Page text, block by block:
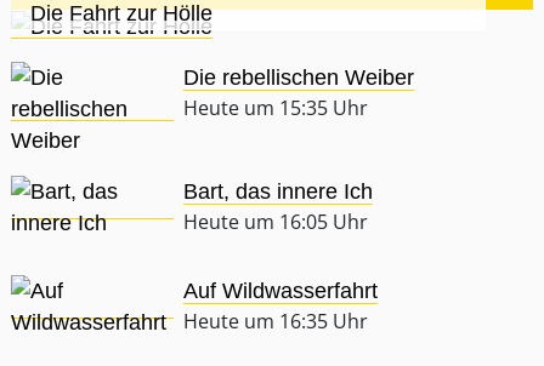
Die Fahrt zur Hölle
Die rebellischen Weiber
Heute um 15:35 Uhr
Bart, das innere Ich
Heute um 16:05 Uhr
Auf Wildwasserfahrt
Heute um 16:35 Uhr